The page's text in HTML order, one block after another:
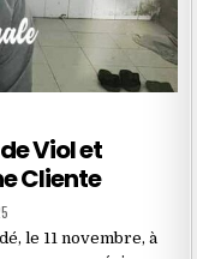
Viol et
Cliente
le 11 novembre, à